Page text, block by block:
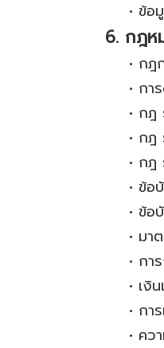
• ข้อ
6. กฎห
• กฎ
• กา
• กฎ
• กฎ
• กฎ
• ข้อ
• ข้อ
• มา
• กา
• เงิ
• กา
• คว